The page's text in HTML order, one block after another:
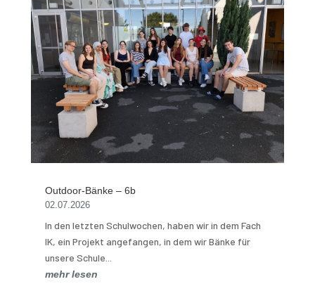
Outdoor-Bänke – 6b
02.07.2026
In den letzten Schulwochen, haben wir in dem Fach
IK, ein Projekt angefangen, in dem wir Bänke für
unsere Schule...
mehr lesen